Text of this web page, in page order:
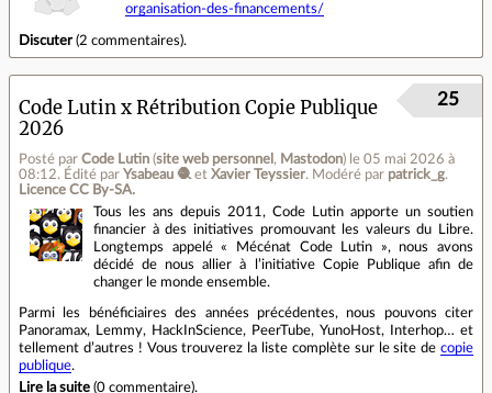
organisation-des-financements/
Discuter(2 commentaires).
Code Lutin x Rétribution Copie Publique
2026
Posté par Code Lutin (site web personnel , Mastodon) le 05 mai 2026 à
08:12. Édité par Ysabeau 🧶 et Xavier Teyssier. Modéré par patrick_g.
Licence CC By‑SA.
25
Tous les ans depuis 2011, Code Lutin apporte un soutien
financier à des initiatives promouvant les valeurs du Libre.
Longtemps appelé « Mécénat Code Lutin », nous avons
décidé de nous allier à l’initiative Copie Publique afin de
changer le monde ensemble.
Parmi les bénéficiaires des années précédentes, nous pouvons citer
Panoramax, Lemmy, HackInScience, PeerTube, YunoHost, Interhop… et
tellement d’autres ! Vous trouverez la liste complète sur le site de copie
publique.
Lire la suite (0 commentaire).